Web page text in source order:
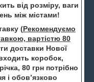
від розміру, ваги
між містами!
(Рекомендуємо
вартістю 80
доставки Нової
коробок,
80 грн потрібно
і обов’язково